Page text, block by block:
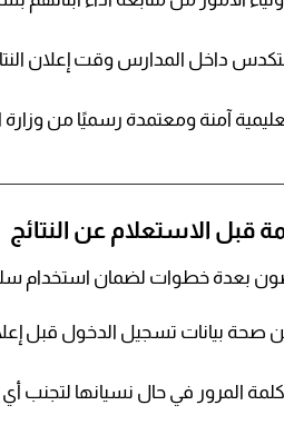
داخل المدارس وقت إعلان
آمنة ومعتمدة رسميًا من وزارة
قبل الاستعلام عن النتائج
بعدة خطوات لضمان استخدام
صحة بيانات تسجيل الدخول قبل
المرور في حال نسيانها لتجنب أي